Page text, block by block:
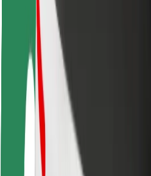
Veiligheid voor passagiers
Veiligheid voor chauffeurs
Veiligheid E-steps
Safety Lab
Steden
Locaties
Stadsoplossingen
Luchthavens